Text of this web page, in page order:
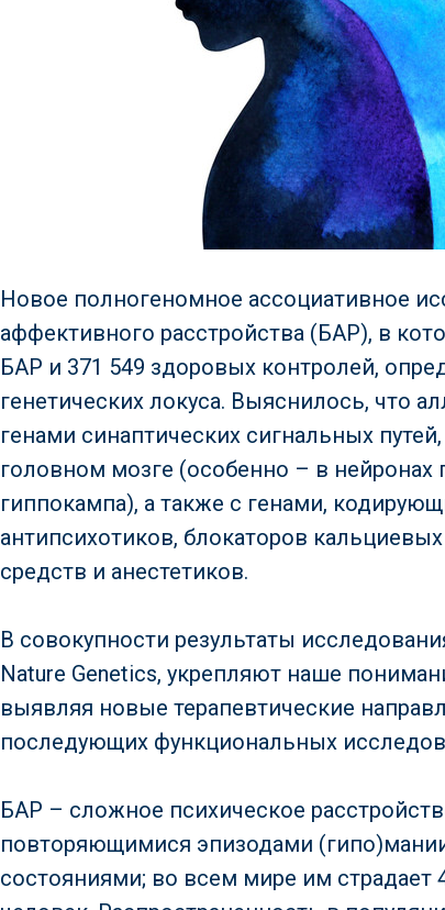
Новое полногеномное ассоциативное
аффективного расстройства (БАР), в
БАР и 371 549 здоровых контролей,
генетических локуса. Выяснилось, что
генами синаптических сигнальных
головном мозге (особенно – в
гиппокампа), а также с генами,
антипсихотиков, блокаторов
средств и анестетиков.
В совокупности результаты
Nature Genetics, укрепляют наше
выявляя новые терапевтические
последующих функциональных
БАР – сложное психическое
повторяющимися эпизодами
состояниями; во всем мире им страдает